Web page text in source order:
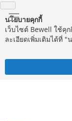
นโยบายคุกกี้
เว็บไซต์ Bewell ใช้คุ
ละเอียดเพิ่มเติมได้ที่